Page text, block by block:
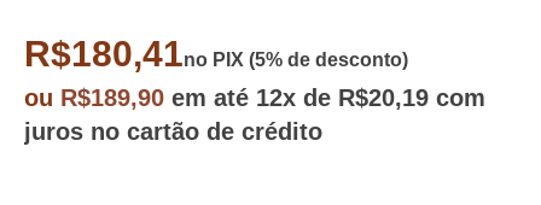
R$180,41no PIX (5% de desconto)
ou R$189,90 em até 12x de R$20,19 com
juros no cartão de crédito